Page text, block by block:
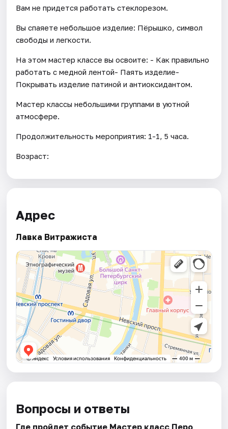
Вам не придется работать стеклорезом.
Вы спаяете небольшое изделие: Пёрышко, символ
свободы и легкости.
На этом мастер классе вы освоите: - Как правильно
работать с медной лентой- Паять изделие-
Покрывать изделие патиной и антиоксидантом.
Мастер классы небольшими группами в уютной
атмосфере.
Продолжительность мероприятия: 1-1, 5 часа.
Возраст:
Адрес
Лавка Витражиста
Вопросы и ответы